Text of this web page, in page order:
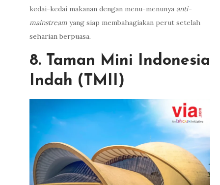
kedai-kedai makanan dengan menu-menunya anti-
mainstream yang siap membahagiakan perut setelah
seharian berpuasa.
8. Taman Mini Indonesia
Indah (TMII)